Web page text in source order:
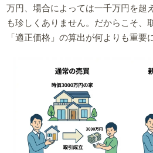
万円、場合によっては一千万円を超
も珍しくありません。だからこそ、
「適正価格」の算出が何よりも重要